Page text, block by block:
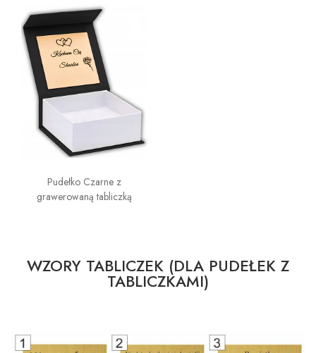
Pudełko Czarne z
grawerowaną tabliczką
WZORY TABLICZEK (DLA PUDEŁEK Z
TABLICZKAMI)